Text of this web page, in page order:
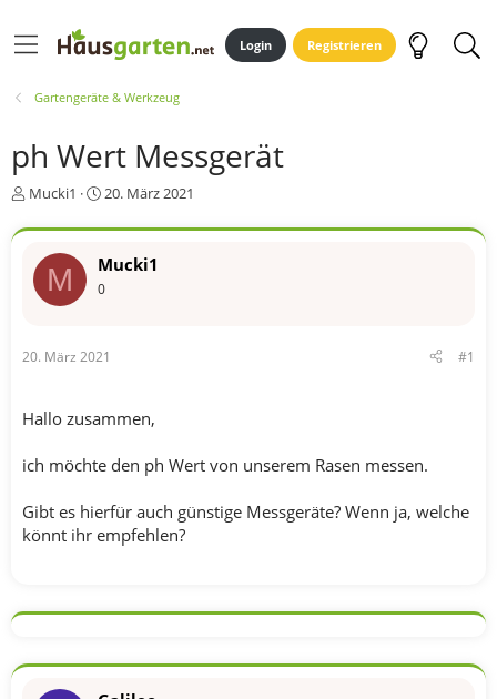
Login Registrieren
Gartengeräte & Werkzeug
ph Wert Messgerät
E
s
e
r
Mucki1
E
s
e
l
a
20. März 2021
M Mucki1
0
20. März 2021 #1
Hallo zusammen,
ich möchte den ph Wert von unserem Rasen messen.
Gibt es hierfür auch günstige Messgeräte? Wenn ja, welche
könnt ihr empfehlen?